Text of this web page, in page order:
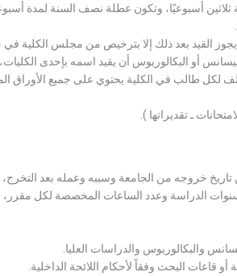
ثلاثين أسبوعيًا، وتكون عطلة نصف السنة لمدة
يجوز القيد بعد ذلك إلا بترخيص من مجلس الكلية
أو البكالوريوس أن يقيد اسمه بإحدى
لكل طالب في الكلية يحتوي على جميع الأوراق
ـ تقديراتها ).
خروجه من الجامعة وسببه وعمله بعد
على سنوات الدراسة وعدد الساعات المخصصة لكل
والبكالوريوس والدراسات العليا.
قاعات البحث وفقاً لأحكام اللائحة الداخلية.